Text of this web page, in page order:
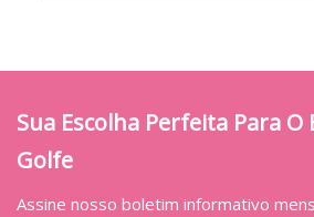
Sua Escolha Perfeita Para O
Golfe
Assine nosso boletim informativo